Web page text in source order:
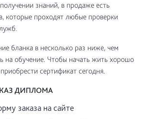
знаний, в продаже есть
которые проходят любые проверки
бланка в несколько раз ниже, чем
на обучение. Чтобы начать жить хорошо
сертификат сегодня.
ДИПЛОМА
заказа на сайте